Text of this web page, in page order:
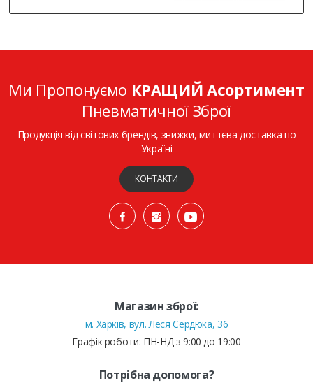
Ми Пропонуємо КРАЩИЙ Асортимент
Пневматичної Зброї
Продукція від світових брендів, знижки, миттєва доставка по
Україні
КОНТАКТИ
Магазин зброї:
м. Харків, вул. Леся Сердюка, 36
Графік роботи: ПН-НД з 9:00 до 19:00
Потрібна допомога?